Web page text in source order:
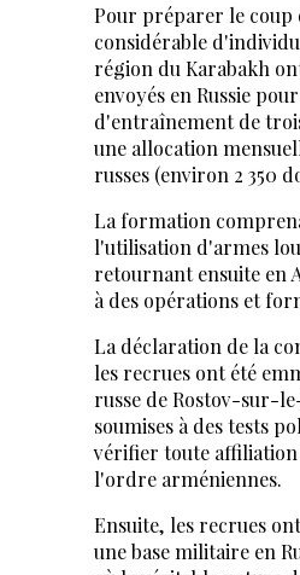
Pour préparer le
considérable
région du Karabakh
envoyés en Russie
d'entraînement de
une allocation
russes (environ 2 350
La formation
l'utilisation d'armes
retournant ensuite en
à des opérations et
La déclaration de la
les recrues ont été
russe de Rostov-sur-
soumises à des tests
vérifier toute affiliation
l'ordre arméniennes.
Ensuite, les recrues
une base militaire en